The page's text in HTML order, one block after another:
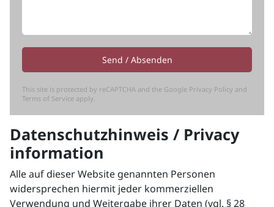
Send / Absenden
I am human
This site is protected by reCAPTCHA and the Google Privacy Policy and
Terms of Service apply.
Datenschutzhinweis / Privacy
information
Alle auf dieser Website genannten Personen
widersprechen hiermit jeder kommerziellen
Verwendung und Weitergabe ihrer Daten (vgl. § 28